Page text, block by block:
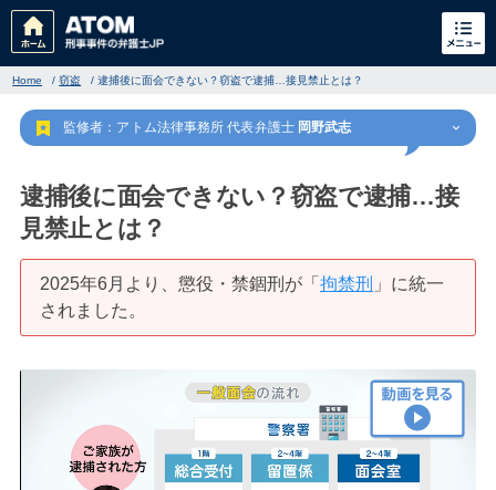
刑事事件 でお困りの方
刑事事件の無料相談
家族が逮捕された方はこちら
刑事事件の記事一覧
Home /窃盗 /逮捕後に面会できない？窃盗で逮捕…接見禁止とは？
監修者：アトム法律事務所 代表弁護士 岡野武志
逮捕後に面会できない？窃盗で逮捕…接
見禁止とは？
2025年6月より、懲役・禁錮刑が「 拘禁刑 」に統一
されました。